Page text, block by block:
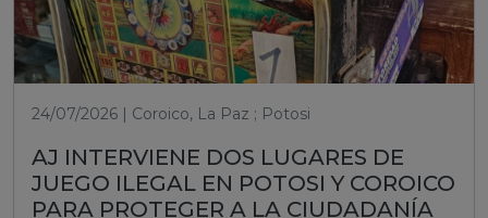
24/07/2026 | Coroico, La Paz ; Potosi
AJ INTERVIENE DOS LUGARES DE
JUEGO ILEGAL EN POTOSI Y COROICO
PARA PROTEGER A LA CIUDADANÍA